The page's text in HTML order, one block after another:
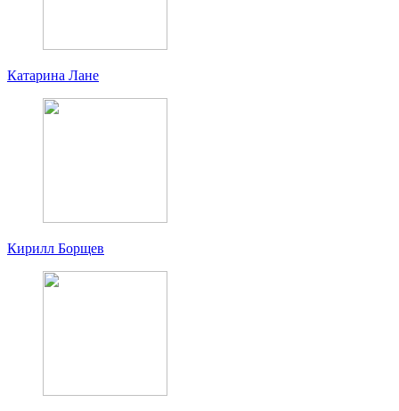
Катарина Лане
Кирилл Борщев